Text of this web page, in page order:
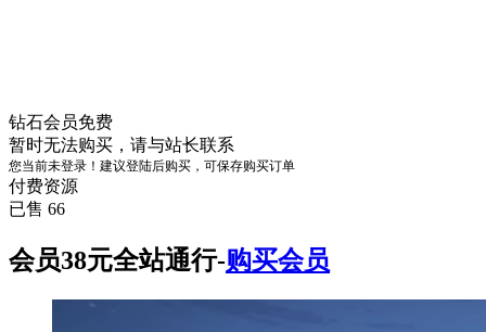
钻石会员免费
暂时无法购买，请与站长联系
您当前未登录！建议登陆后购买，可保存购买订单
付费资源
已售 66
会员38元全站通行-购买会员